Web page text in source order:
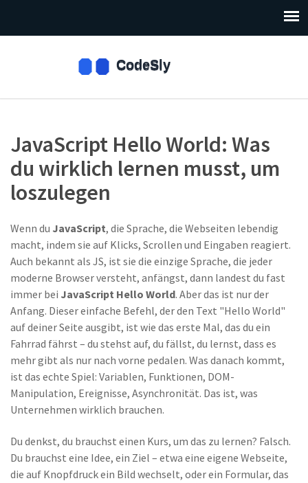
JavaScript Hello World: Was
du wirklich lernen musst, um
loszulegen
Wenn du JavaScript, die Sprache, die Webseiten lebendig
macht, indem sie auf Klicks, Scrollen und Eingaben reagiert.
Auch bekannt als JS, ist sie die einzige Sprache, die jeder
moderne Browser versteht, anfängst, dann landest du fast
immer bei JavaScript Hello World. Aber das ist nur der
Anfang. Dieser einfache Befehl, der den Text "Hello World"
auf deiner Seite ausgibt, ist wie das erste Mal, das du ein
Fahrrad fährst – du stehst auf, du fällst, du lernst, dass es
mehr gibt als nur nach vorne pedalen. Was danach kommt,
ist das echte Spiel: Variablen, Funktionen, DOM-
Manipulation, Ereignisse, Asynchronität. Das ist, was
Unternehmen wirklich brauchen.
Du denkst, du brauchst einen Kurs, um das zu lernen? Falsch.
Du brauchst eine Idee, ein Ziel – etwa eine eigene Webseite,
die auf Knopfdruck ein Bild wechselt, oder ein Formular, das